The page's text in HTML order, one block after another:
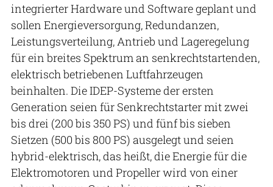
integrierter Hardware und Software geplant und
sollen Energieversorgung, Redundanzen,
Leistungsverteilung, Antrieb und Lageregelung
für ein breites Spektrum an senkrechtstartenden,
elektrisch betriebenen Luftfahrzeugen
beinhalten. Die IDEP-Systeme der ersten
Generation seien für Senkrechtstarter mit zwei
bis drei (200 bis 350 PS) und fünf bis sieben
Sietzen (500 bis 800 PS) ausgelegt und seien
hybrid-elektrisch, das heißt, die Energie für die
Elektromotoren und Propeller wird von einer